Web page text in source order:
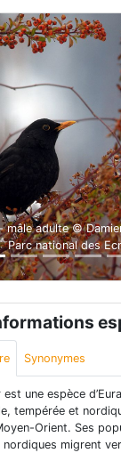
mâle adulte ©
Parc national des
Synonymes
est une espèce
tempérée et
Orient. Ses
nordiques migrent